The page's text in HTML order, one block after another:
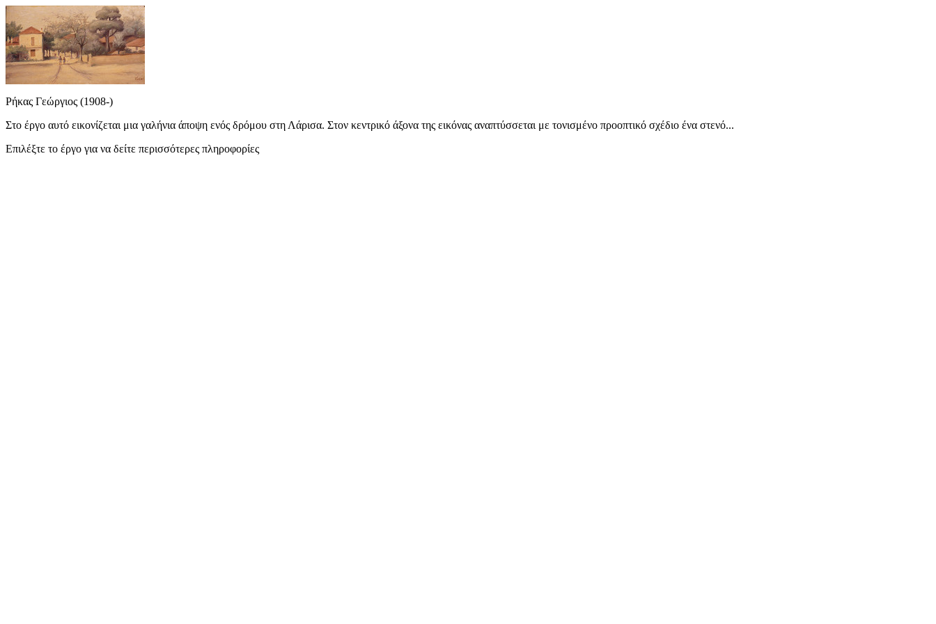
Ρήκας Γεώργιος (1908-)
Στο έργο αυτό εικονίζεται μια γαλήνια άποψη ενός δρόμου στη Λάρισα. Στον κεντρικό άξονα της εικόνας αναπτύσσεται με τονισμένο προοπτικό σχέδιο ένα στενό...
Επιλέξτε το έργο για να δείτε περισσότερες πληροφορίες